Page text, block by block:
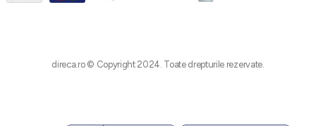
direca.ro © Copyright 2024. Toate drepturile rezervate.